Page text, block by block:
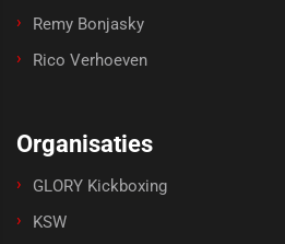
Remy Bonjasky
Rico Verhoeven
Organisaties
GLORY Kickboxing
KSW